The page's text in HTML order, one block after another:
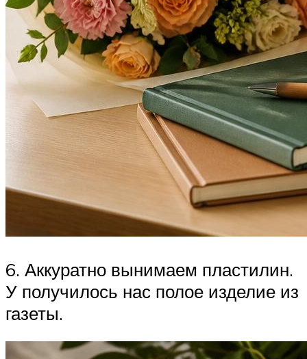
6. Аккуратно вынимаем пластилин.
У получилось нас полое изделие из
газеты.